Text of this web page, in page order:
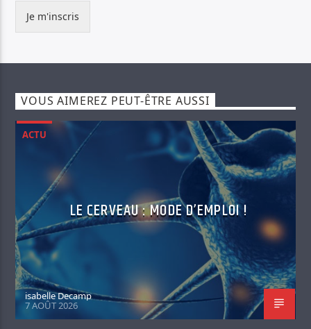
Je m'inscris
VOUS AIMEREZ PEUT-ÊTRE AUSSI
ACTU
LE CERVEAU : MODE D’EMPLOI !
isabelle Decamp
7 AOÛT 2026